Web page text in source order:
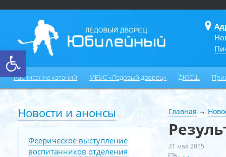
Открыть панель инструментов
Расписание катаний МБУС «Ледовый дворец» ДЮСШ
Главная →
21 мая 2015
Новости и анонсы
Феерическое выступление
воспитанников отделения